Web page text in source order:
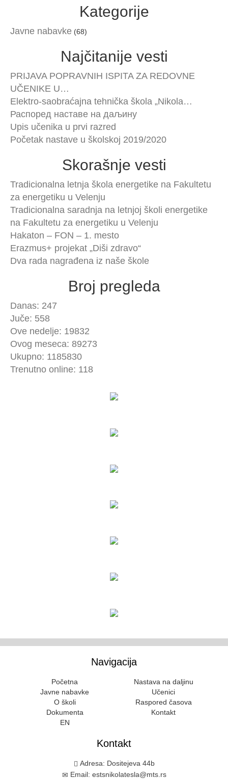
Kategorije
Javne nabavke (68)
Najčitanije vesti
PRIJAVA POPRAVNIH ISPITA ZA REDOVNE
UČENIKE U…
Elektro-saobraćajna tehnička škola „Nikola…
Распоред наставе на даљину
Upis učenika u prvi razred
Početak nastave u školskoj 2019/2020
Skorašnje vesti
Tradicionalna letnja škola energetike na Fakultetu
za energetiku u Velenju
Tradicionalna saradnja na letnjoj školi energetike
na Fakultetu za energetiku u Velenju
Hakaton – FON – 1. mesto
Erazmus+ projekat „Diši zdravo“
Dva rada nagrađena iz naše škole
Broj pregleda
Danas: 247
Juče: 558
Ove nedelje: 19832
Ovog meseca: 89273
Ukupno: 1185830
Trenutno online: 118
Navigacija
Početna
Nastava na daljinu
Javne nabavke
Učenici
O školi
Raspored časova
Dokumenta
Kontakt
EN
Kontakt
Adresa: Dositejeva 44b
Email: estsnikolatesla@mts.rs